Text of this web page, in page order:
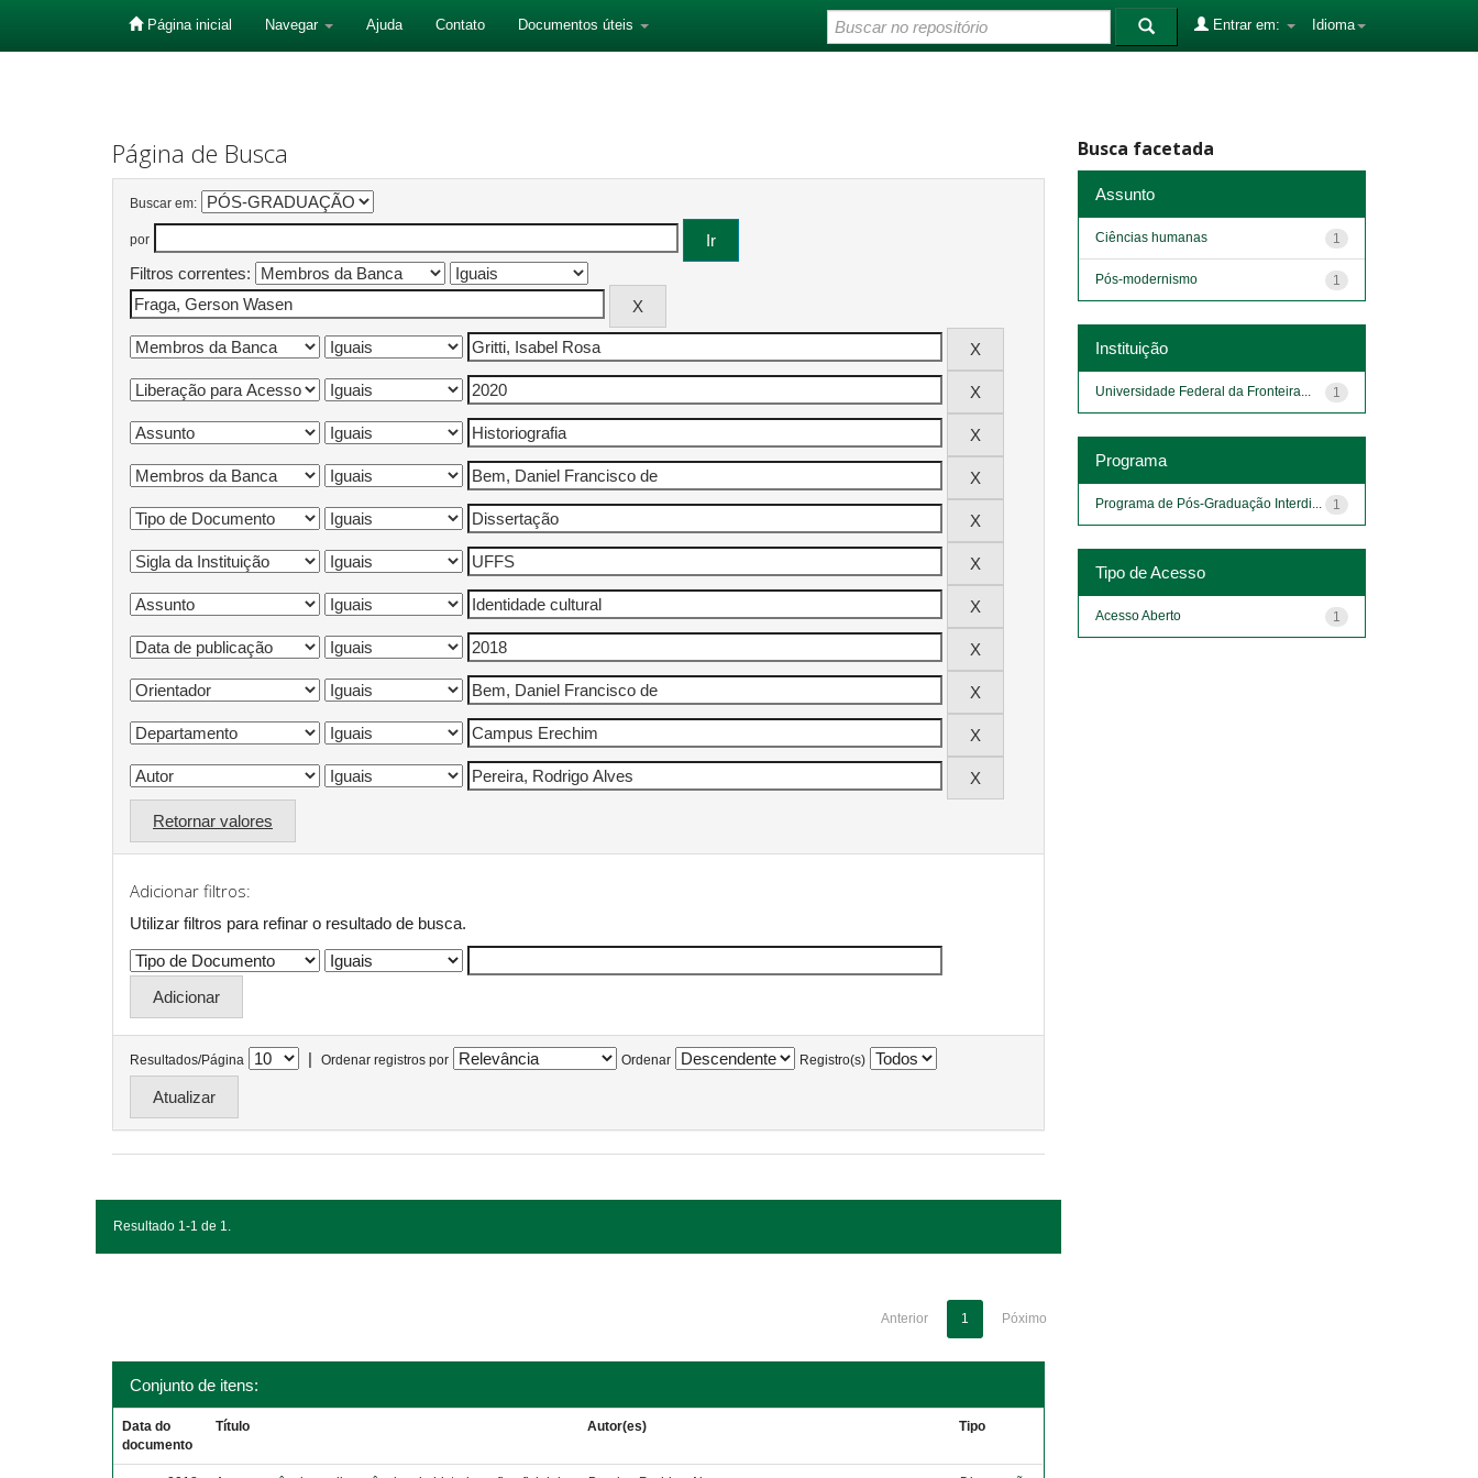
Página inicial Navegar Ajuda Contato Documentos úteis Idioma
Entrar em:
Página de Busca
Buscar em:
por
Filtros correntes:
Retornar valores
Adicionar filtros:
Utilizar filtros para refinar o resultado de busca.
Resultados/Página | Ordenar registros por Ordenar Registro(s)
Resultado 1-1 de 1.
Anterior 1 Póximo
Conjunto de itens:
Data do
documento
Título Autor(es) Tipo
Busca facetada
Assunto
1
Ciências humanas
1
Pós-modernismo
Instituição
1
Universidade Federal da Fronteira...
Programa
1
Programa de Pós-Graduação Interdi...
Tipo de Acesso
1
Acesso Aberto